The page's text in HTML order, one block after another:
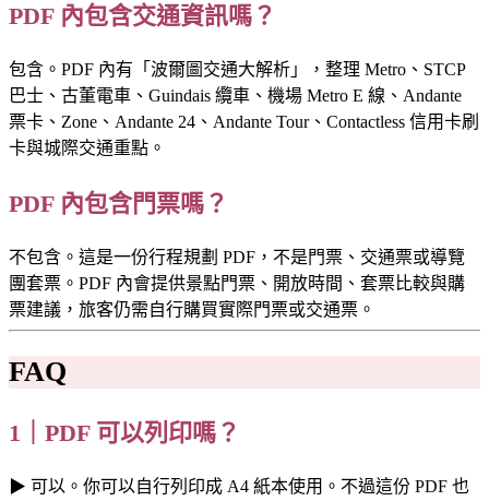
PDF 內包含交通資訊嗎？
包含。PDF 內有「波爾圖交通大解析」，整理 Metro、STCP
巴士、古董電車、Guindais 纜車、機場 Metro E 線、Andante
票卡、Zone、Andante 24、Andante Tour、Contactless 信用卡刷
卡與城際交通重點。
PDF 內包含門票嗎？
不包含。這是一份行程規劃 PDF，不是門票、交通票或導覽
團套票。PDF 內會提供景點門票、開放時間、套票比較與購
票建議，旅客仍需自行購買實際門票或交通票。
FAQ
1｜PDF 可以列印嗎？
▶ 可以。你可以自行列印成 A4 紙本使用。不過這份 PDF 也